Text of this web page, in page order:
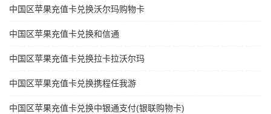
中国区苹果充值卡兑换沃尔玛购物卡
中国区苹果充值卡兑换和信通
中国区苹果充值卡兑换拉卡拉沃尔玛
中国区苹果充值卡兑换携程任我游
中国区苹果充值卡兑换中银通支付(银联购物卡)